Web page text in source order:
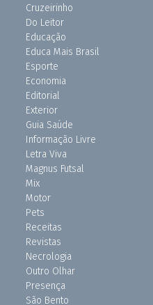
Cruzeirinho
Do Leitor
Educação
Educa Mais Brasil
Esporte
Economia
Editorial
Exterior
Guia Saúde
Informação Livre
Letra Viva
Magnus Futsal
Mix
Motor
Pets
Receitas
Revistas
Necrologia
Outro Olhar
Presença
São Bento